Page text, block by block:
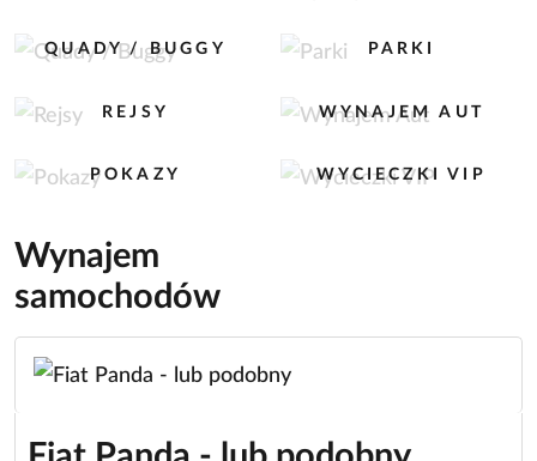
QUADY / BUGGY PARKI
REJSY WYNAJEM AUT
POKAZY WYCIECZKI VIP
Wynajem
samochodów